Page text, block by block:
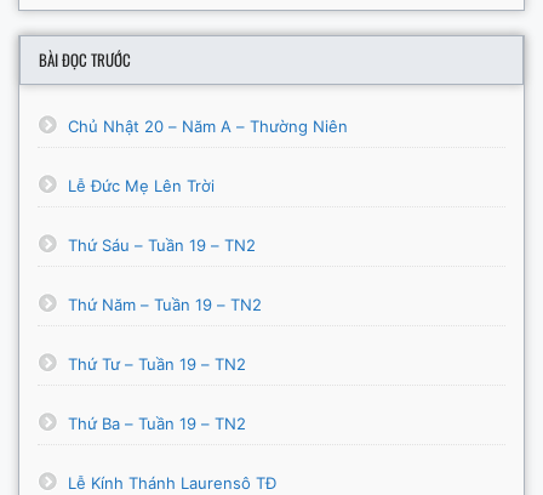
BÀI ĐỌC TRƯỚC
Chủ Nhật 20 – Năm A – Thường Niên
Lễ Đức Mẹ Lên Trời
Thứ Sáu – Tuần 19 – TN2
Thứ Năm – Tuần 19 – TN2
Thứ Tư – Tuần 19 – TN2
Thứ Ba – Tuần 19 – TN2
Lễ Kính Thánh Laurensô TĐ